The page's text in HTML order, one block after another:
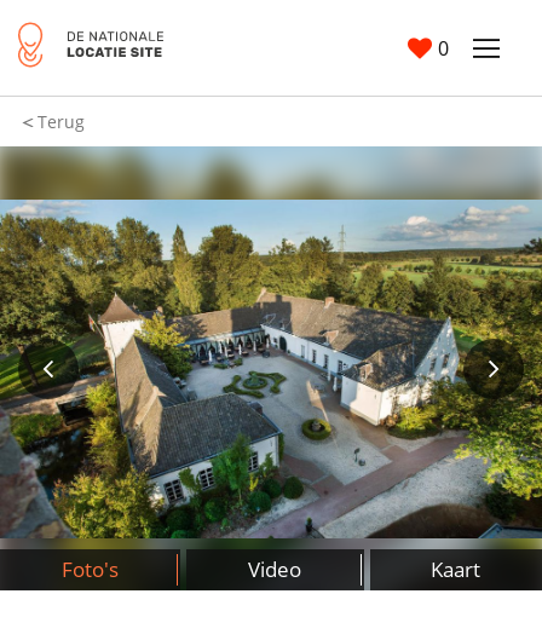
0
Terug
Foto's Video Kaart